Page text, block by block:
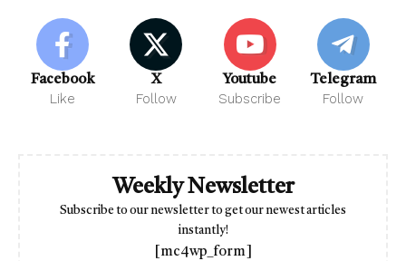
Facebook
Like
X
Follow
Youtube
Subscribe
Telegram
Follow
Weekly Newsletter
Subscribe to our newsletter to get our newest articles
instantly!
[mc4wp_form]